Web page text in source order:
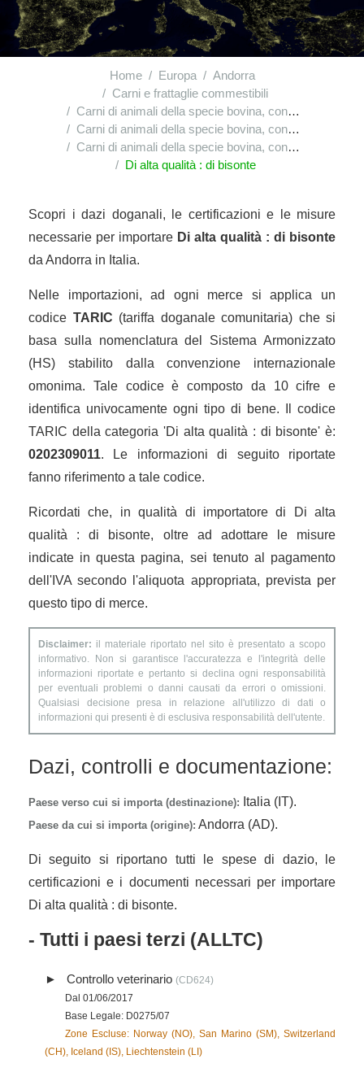
Home Europa
Andorra
Carni e frattaglie commestibili
Carni di animali della specie bovina, congelate
Carni di animali della specie bovina, congelate : disossate
Carni di animali della specie bovina, congelate : disossate : altre
Di alta qualità : di bisonte
Scopri i dazi doganali, le certificazioni e le misure
necessarie per importare Di alta qualità : di bisonte
da Andorra in Italia.
Nelle importazioni, ad ogni merce si applica un
codice TARIC (tariffa doganale comunitaria) che si
basa sulla nomenclatura del Sistema Armonizzato
(HS) stabilito dalla convenzione internazionale
omonima. Tale codice è composto da 10 cifre e
identifica univocamente ogni tipo di bene. Il codice
TARIC della categoria 'Di alta qualità : di bisonte' è:
0202309011. Le informazioni di seguito riportate
fanno riferimento a tale codice.
Ricordati che, in qualità di importatore di Di alta
qualità : di bisonte, oltre ad adottare le misure
indicate in questa pagina, sei tenuto al pagamento
dell'IVA secondo l'aliquota appropriata, prevista per
questo tipo di merce.
Disclaimer: il materiale riportato nel sito è presentato a scopo
informativo. Non si garantisce l'accuratezza e l'integrità delle
informazioni riportate e pertanto si declina ogni responsabilità
per eventuali problemi o danni causati da errori o omissioni.
Qualsiasi decisione presa in relazione all'utilizzo di dati o
informazioni qui presenti è di esclusiva responsabilità dell'utente.
Dazi, controlli e documentazione:
Paese verso cui si importa (destinazione): Italia (IT).
Paese da cui si importa (origine): Andorra (AD).
Di seguito si riportano tutti le spese di dazio, le
certificazioni e i documenti necessari per importare
Di alta qualità : di bisonte.
- Tutti i paesi terzi (ALLTC)
Controllo veterinario (CD624)
Dal 01/06/2017
Base Legale: D0275/07
Zone Escluse: Norway (NO), San Marino (SM), Switzerland
(CH), Iceland (IS), Liechtenstein (LI)